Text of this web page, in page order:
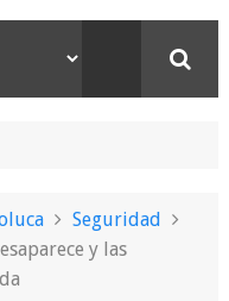
Seguridad
y las